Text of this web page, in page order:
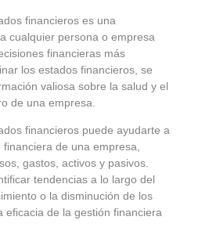
financieros es una
cualquier persona o empresa
financieras más
los estados financieros, se
valiosa sobre la salud y el
de una empresa.
financieros puede ayudarte a
de una empresa,
gastos, activos y pasivos.
tendencias a lo largo del
o la disminución de los
eficacia de la gestión financiera